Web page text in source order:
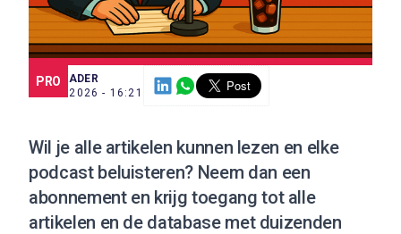
PRO
SCE TRADER
7 JUL. 2026 - 16:21
Wil je alle artikelen kunnen lezen en elke
podcast beluisteren? Neem dan een
abonnementen krijg toegang tot alle
artikelen en de database met duizenden